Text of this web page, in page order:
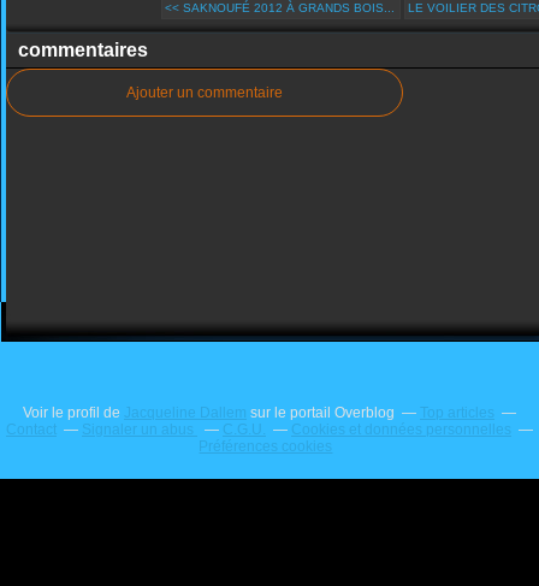
<< SAKNOUFÉ 2012 À GRANDS BOIS... LE VOILIER DES
commentaires
Ajouter un commentaire
Voir le profil de Jacqueline Dallem sur le portail Overblog
Top articles
Contact
Signaler un abus C.G.U.
Cookies et données personnelles
Préférences cookies